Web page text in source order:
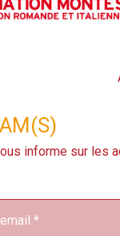
informe sur les